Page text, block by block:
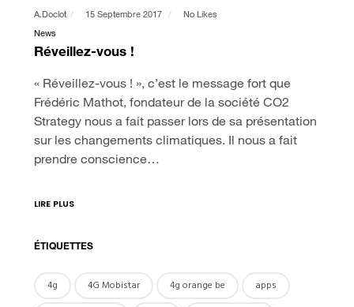
A.doclot 15 Septembre 2017 No Likes
News
Réveillez-vous !
« Réveillez-vous ! », c’est le message fort que
Frédéric Mathot, fondateur de la société CO2
Strategy nous a fait passer lors de sa présentation
sur les changements climatiques. Il nous a fait
prendre conscience…
LIRE PLUS
ÉTIQUETTES
4g 4G Mobistar 4g orange be
apps